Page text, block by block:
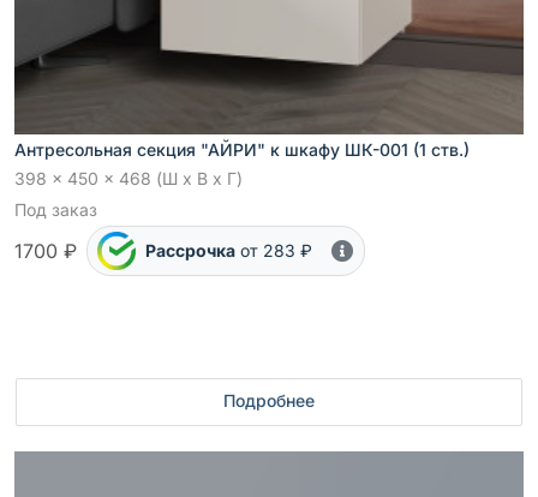
Антресольная секция "АЙРИ" к шкафу ШК-001 (1 ств.)
398 x 450 x 468 (Ш x В x Г)
Под заказ
1700 ₽ Рассрочка от 283 ₽
Подробнее